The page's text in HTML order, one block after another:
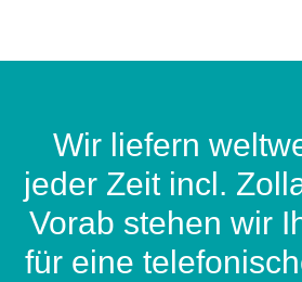
Wir liefern
jeder Zeit incl.
Vorab stehen wir
für eine